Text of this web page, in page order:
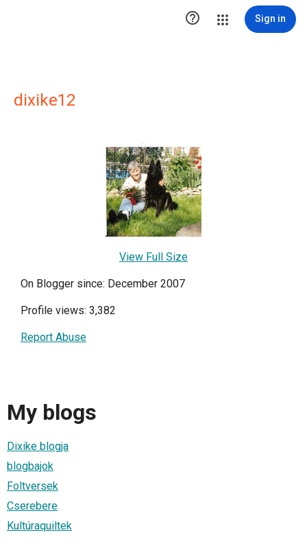
 Sign in
dixike12
View Full Size
On Blogger since: December 2007
Profile views: 3,382
Report Abuse
My blogs
Dixike blogja
blogbajok
Foltversek
Cserebere
Kultúraquiltek